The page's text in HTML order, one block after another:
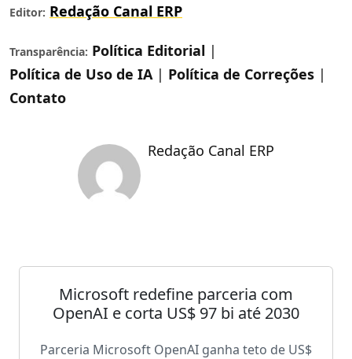
Editor: Redação Canal ERP
Transparência: Política Editorial |
Política de Uso de IA| Política de Correções |
Contato
Redação Canal ERP
Microsoft redefine parceria com
OpenAI e corta US$ 97 bi até 2030
Parceria Microsoft OpenAI ganha teto de US$